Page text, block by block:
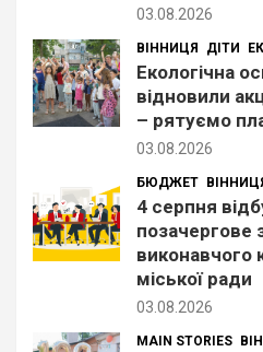
03.08.2026
ВІННИЦЯ ДІТИ
Екологічна
відновили
– рятуємо
03.08.2026
БЮДЖЕТ
4 серпня
позачергове
виконавчого
міської ради
03.08.2026
MAIN STORIES